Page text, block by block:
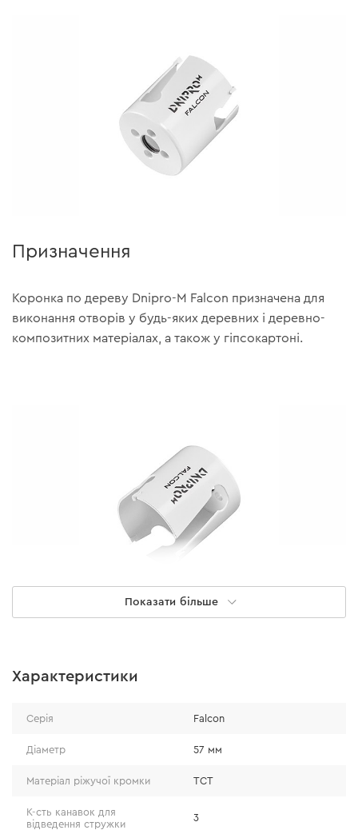
Призначення
Коронка по дереву Dnipro-M Falcon призначена для
виконання отворів у будь-яких деревних і деревно-
композитних матеріалах, а також у гіпсокартоні.
особлива заточка твердосплавних зубів
виконувати більш глибокі отвори;
виготовленим з якісного твердосплава (92 HRC);
спеціальні прорізи на стінці коронки сприяють
Показати більше
Характеристики
Серія Falcon
Діаметр 57 мм
Матеріал ріжучої кромки TCT
К-сть канавок для
відведення стружки
3